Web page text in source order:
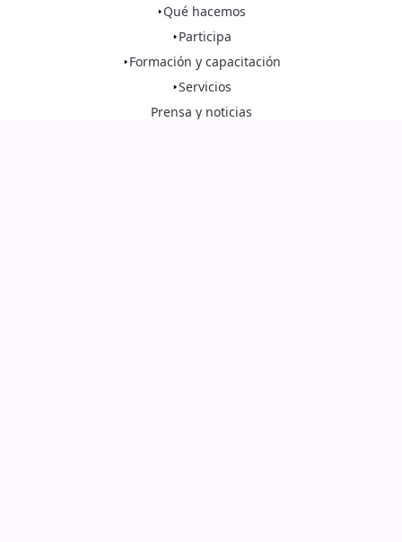
Qué hacemos
Participa
Formación y capacitación
Servicios
Prensa y noticias